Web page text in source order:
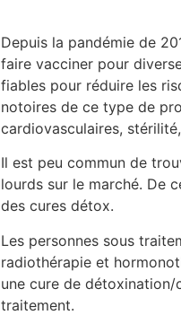
Depuis la pandémie de
faire vacciner pour
fiables pour réduire les
notoires de ce type de
cardiovasculaires,
Il est peu commun de
lourds sur le marché. De
des cures détox.
Les personnes sous
radiothérapie et
une cure de
traitement.